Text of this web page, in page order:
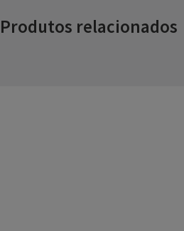
Produtos relacionados